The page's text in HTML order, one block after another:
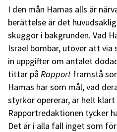
I den mån Hamas alls är
berättelse är det
skuggor i bakgrunden. Vad
Israel bombar, utöver att via
in uppgifter om antalet
tittar på Rapport framstå
Hamas har som mål, vad
styrkor opererar, är helt
Rapportredaktionen tycker
Det är i alla fall inget som